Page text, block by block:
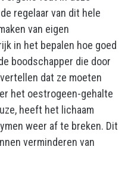
regelaar van dit hele
van eigen
in het bepalen hoe goed
boodschapper die door
dat ze moeten
het oestrogeen-gehalte
heeft het lichaam
weer af te breken. Dit
verminderen van